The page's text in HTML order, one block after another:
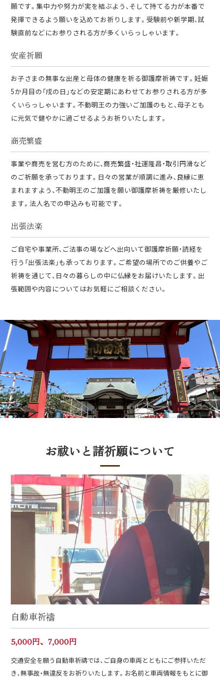
願です。集中力や努力が実を結ぶよう、そして持てる力が本番で
発揮できるよう願いを込めてお祈りします。受験前や新学期、試
験直前などにお参りされる方が多くいらっしゃいます。
安産祈願
お子さまの無事な出産と母体の健康を祈る御護摩祈祷です。妊娠
5か月目の「戌の日」などの安定期にあわせてお参りされる方が多
くいらっしゃいます。不動明王の力強いご加護のもと、母子とも
に元気で健やかに過ごせるようお祈りいたします。
商売繁盛
事業や商売を営む方のために、商売繁盛・社運隆昌・取引円滑など
のご祈願を承っております。日々の営業が順調に進み、良縁に恵
まれますよう、不動明王のご加護を願い御護摩祈祷を厳修いたし
ます。法人名での申込みも可能です。
出張法楽
ご自宅や事業所、ご法事の場などへ出向いて御護摩祈願・読経を
行う「出張法楽」も承っております。ご希望の場所でのご供養やご
祈祷を通じて、日々の暮らしの中に仏縁をお届けいたします。出
張範囲や内容についてはお気軽にご相談ください。
お祓いと諸祈願について
自動車祈禱
5,000円、7,000円
交通安全を願う自動車祈禱では、ご自身の車両とともにご参拝いただ
き、無事故・無違反をお祈りいたします。お名前と車両情報をもとに御